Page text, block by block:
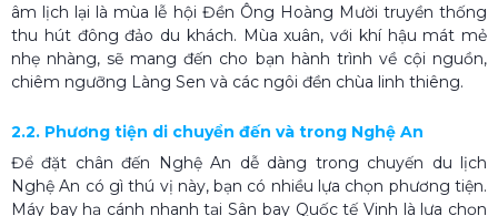
âm lịch lại là mùa lễ hội Đền Ông Hoàng Mười truyền thống
thu hút đông đảo du khách. Mùa xuân, với khí hậu mát mẻ
nhẹ nhàng, sẽ mang đến cho bạn hành trình về cội nguồn,
chiêm ngưỡng Làng Sen và các ngôi đền chùa linh thiêng.
2.2. Phương tiện di chuyển đến và trong Nghệ An
Để đặt chân đến Nghệ An dễ dàng trong chuyến du lịch
Nghệ An có gì thú vị này, bạn có nhiều lựa chọn phương tiện.
Máy bay hạ cánh nhanh tại Sân bay Quốc tế Vinh là lựa chọn